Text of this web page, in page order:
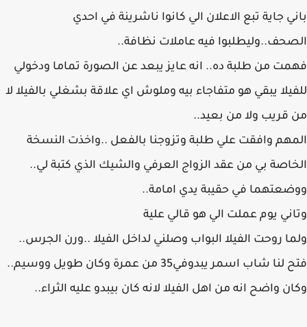
باني جاية تبع الاعلان الي كانوا ناشرينة في احدي
الصحف..وليطلبوا فيه عاملات نظافة..
فهمت من طلبة ده.. انه عايز يبعد عن الصورة تماما ودخولي
للفيلا يبقي هو متفاجاء بيه وملوش اي علاقة بشغلي بالفيلا لا
من قريب ولا من بعيد..
المهم وافقت علي طلبة وتزوجنا بالفعل ..واخذت النسخة
الخاصة بي من عقد الزواج العرفي والشيك الذي كتبة لي..
ووضعتهما في حقيبة يدي امامة..
وتاني يوم عملت الي هو قالي علية
ولما روحت الفيلا البواب وصلني لداخل الفيلا ..ورن الجرس..
فتح لنا شاب اسمر يبدوفي35 من عمرة وكان طويل ووسيم..
وكان واضح انه من اهل الفيلا لانه كان بيبدو عليه الثراء..